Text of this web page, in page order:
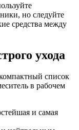
но следуйте
средства между
ухода
список
в рабочем
и самая